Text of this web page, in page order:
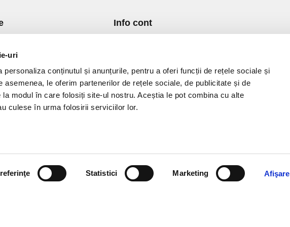
uri
personaliza conținutul și anunțurile, pentru a oferi funcții de rețele sociale și
asemenea, le oferim partenerilor de rețele sociale, de publicitate și de
modul în care folosiți site-ul nostru. Aceștia le pot combina cu alte
culese în urma folosirii serviciilor lor.
Statistici Marketing Afişare
si Plata
de Returnare
de confidentialitate
Cookies
si conditii
Info cont
Lista Favorite
GDPR - Protectia datelor
Contact